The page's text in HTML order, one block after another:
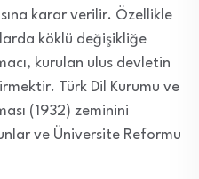
karar verilir. Özellikle
köklü değişikliğe
kurulan ulus devletin
Türk Dil Kurumu ve
(1932) zeminini
ve Üniversite Reformu